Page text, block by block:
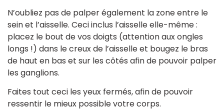
N’oubliez pas de palper également la zone entre le
sein et l’aisselle. Ceci inclus l’aisselle elle-même :
placez le bout de vos doigts (attention aux ongles
longs !) dans le creux de l’aisselle et bougez le bras
de haut en bas et sur les côtés afin de pouvoir palper
les ganglions.
Faites tout ceci les yeux fermés, afin de pouvoir
ressentir le mieux possible votre corps.